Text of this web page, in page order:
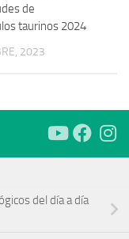
de
taurinos 2024
2023
del día a día